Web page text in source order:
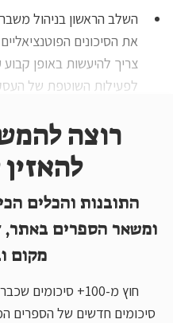
השלב הראשון בניהול
את הסיכונים
צריך להיעשות באופן
לפעילות השוטפת של
רוצה
התובנות והכלים
ומשאר הספרים באתר,
מקום
חוץ מ-100+
סיכומים חדשים של הספרים